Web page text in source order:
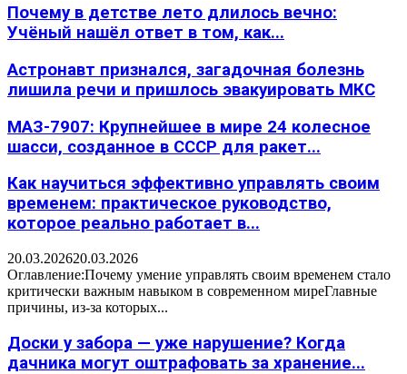
Почему в детстве лето длилось вечно:
Учёный нашёл ответ в том, как...
Астронавт признался, загадочная болезнь
лишила речи и пришлось эвакуировать МКС
МАЗ-7907: Крупнейшее в мире 24 колесное
шасси, созданное в СССР для ракет...
Как научиться эффективно управлять своим
временем: практическое руководство,
которое реально работает в...
20.03.202620.03.2026
Оглавление:Почему умение управлять своим временем стало
критически важным навыком в современном миреГлавные
причины, из-за которых...
Доски у забора — уже нарушение? Когда
дачника могут оштрафовать за хранение...